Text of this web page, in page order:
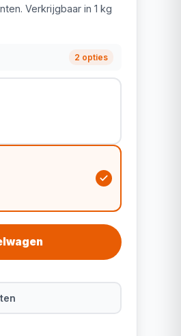
Verkrijgbaar in 1 kg
2 opties